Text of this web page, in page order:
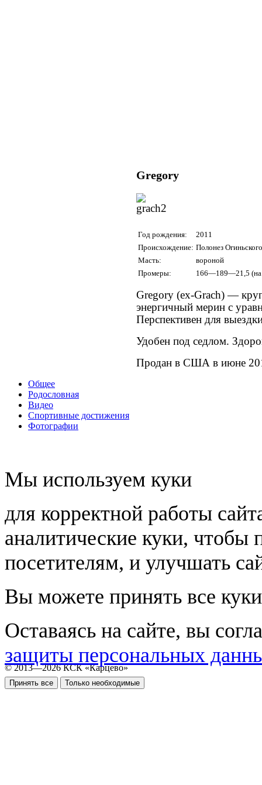
Gregory
Год рождения:
2011
Происхождение: Полонез
Масть:
вороной
Промеры:
166—189—21,5 (на
Gregory (ex-Grach) —
энергичный мерин с
Перспективен для
Удобен под седлом.
Продан в США в июне
Общее
Родословная
Видео
Спортивные достижения
Фотографии
Мы используем куки
для корректной работы
аналитические куки, чтобы
посетителям, и улучшать
Вы можете принять все
Оставаясь на сайте, вы
защиты персональных
Принять все Только необходимые
© 2013—2026 КСК «Карцево»